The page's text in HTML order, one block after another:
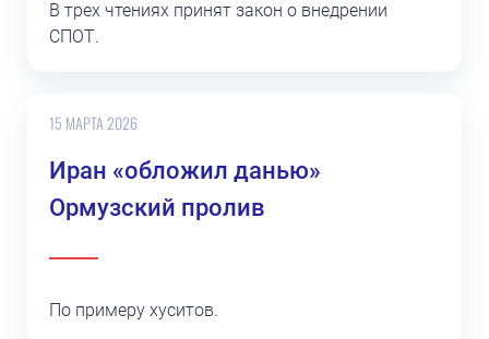
В трех чтениях принят закон о внедрении
СПОТ.
15 МАРТА 2026
Иран «обложил данью»
Ормузский пролив
По примеру хуситов.